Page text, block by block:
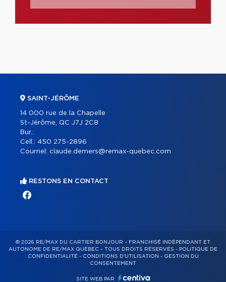
SAINT-JÉRÔME
14 000 rue de la Chapelle
St-Jérôme, QC J7J 2C8
Bur.:
Cell.: 450 275-2896
Courriel: claude.demers@remax-quebec.com
RESTONS EN CONTACT
© 2026 RE/MAX DU CARTIER BONJOUR – FRANCHISÉ INDÉPENDANT ET
AUTONOME DE RE/MAX QUÉBEC – TOUS DROITS RÉSERVÉS - POLITIQUE DE
CONFIDENTIALITÉ- CONDITIONS D'UTILISATION - GESTION DU
CONSENTEMENT
SITE WEB PAR